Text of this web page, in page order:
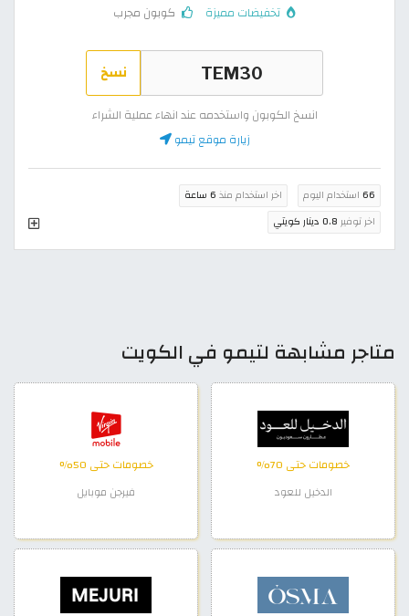
تخفيضات مميزة كوبون مجرب
نسخ
انسخ الكوبون واستخدمه عند انهاء عملية الشراء
زيارة موقع تيمو
66 استخدام اليوم اخر استخدام منذ 6 ساعة
اخر توفير 0.8 دينار كويتي
متاجر مشابهة لتيمو في الكويت
خصومات حتى 70%
الدخيل للعود
خصومات حتى 50%
فيرجن موبايل